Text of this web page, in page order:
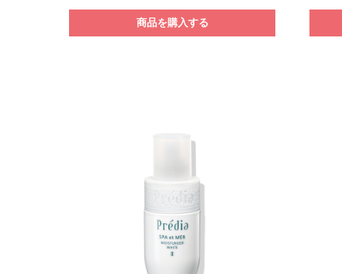
商品を購入する